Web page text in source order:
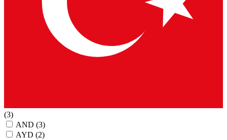
(3)
AND (3)
AYD (2)